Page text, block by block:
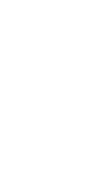
wa 4.96 kati ya